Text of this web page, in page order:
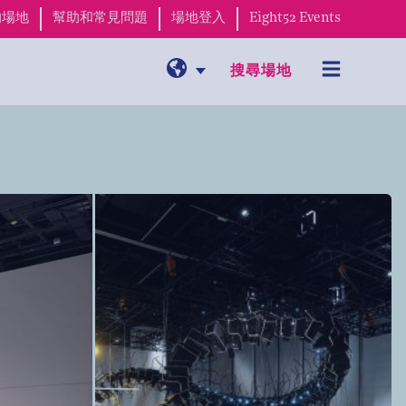
地 幫助和常見問題 場地登入 Eight52 Events
搜尋場地